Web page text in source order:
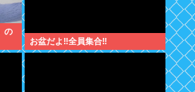
の
お盆だよ‼全員集合‼